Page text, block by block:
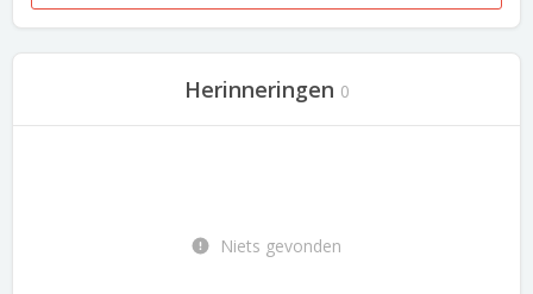
Herinneringen 0
Niets gevonden